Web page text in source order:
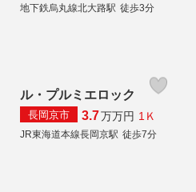
地下鉄烏丸線北大路駅 徒歩3分
ル・プルミエロック
長岡京市 3.7万万円 1Ｋ
JR東海道本線長岡京駅 徒歩7分